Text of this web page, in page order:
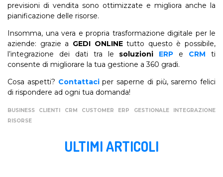
previsioni di vendita sono ottimizzate e migliora anche la
pianificazione delle risorse.
Insomma, una vera e propria trasformazione digitale per le
aziende: grazie a GEDI ONLINEtutto questo è possibile,
l’integrazione dei dati tra le soluzioni ERP e CRM
ti
consente di migliorare la tua gestione a 360 gradi.
Cosa aspetti? Contattaciper saperne di più, saremo felici
di rispondere ad ogni tua domanda!
BUSINESS CLIENTI CRM CUSTOMER ERP GESTIONALE
INTEGRAZIONE
RISORSE
ULTIMI ARTICOLI